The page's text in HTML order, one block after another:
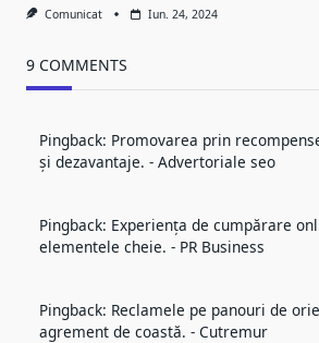
Comunicat Iun. 24, 2024
9 COMMENTS
Pingback: Promovarea prin
și dezavantaje. - Advertoriale seo
Pingback: Experiența de cumpărare
elementele cheie. - PR Business
Pingback: Reclamele pe panouri de
agrement de coastă. - Cutremur